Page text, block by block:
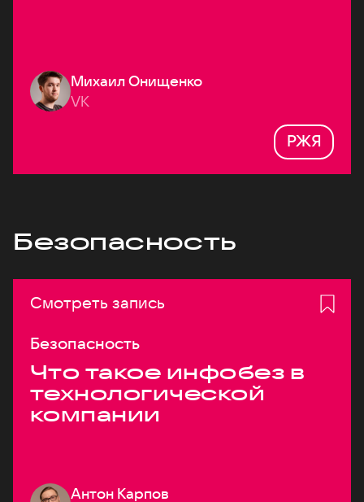
Михаил Онищенко
VK
РЖЯ
Безопасность
Смотреть запись
Безопасность
Что такое инфобез в
технологической
компании
Антон Карпов